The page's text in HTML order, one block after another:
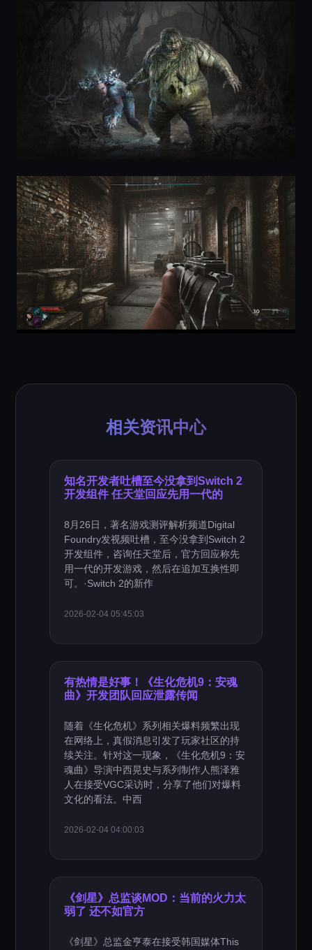
相关资讯中心
知名开发者吐槽至今没拿到Switch 2
开发组件 任天堂回应先用一代的
8月26日，著名游戏测评解析频道Digital
Foundry发视频吐槽，至今没拿到Switch 2
开发组件，咨询任天堂后，官方回应称先
用一代的开发游戏，然后在追加互换性即
可。·Switch 2的新作
2026-02-04 05:45:03
有热情是好事！《生化危机9：安魂
曲》开发团队回应泄露传闻
随着《生化危机》系列相关爆料频繁出现
在网络上，真假消息引发了玩家社区的持
续关注。针对这一现象，《生化危机9：安
魂曲》导演中西晃史与系列制作人熊泽雅
人在接受VGC采访时，分享了他们对爆料
文化的看法。中西
2026-02-04 04:00:03
《剑星》总监谈MOD：当前的火力太
弱了 还不如官方
《剑星》总监金亨泰在接受韩国媒体This